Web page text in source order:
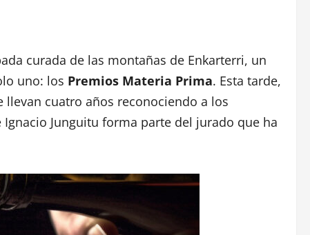
curada de las montañas de Enkarterri, un
uno: los Premios Materia Prima. Esta tarde,
llevan cuatro años reconociendo a los
Junguitu forma parte del jurado que ha